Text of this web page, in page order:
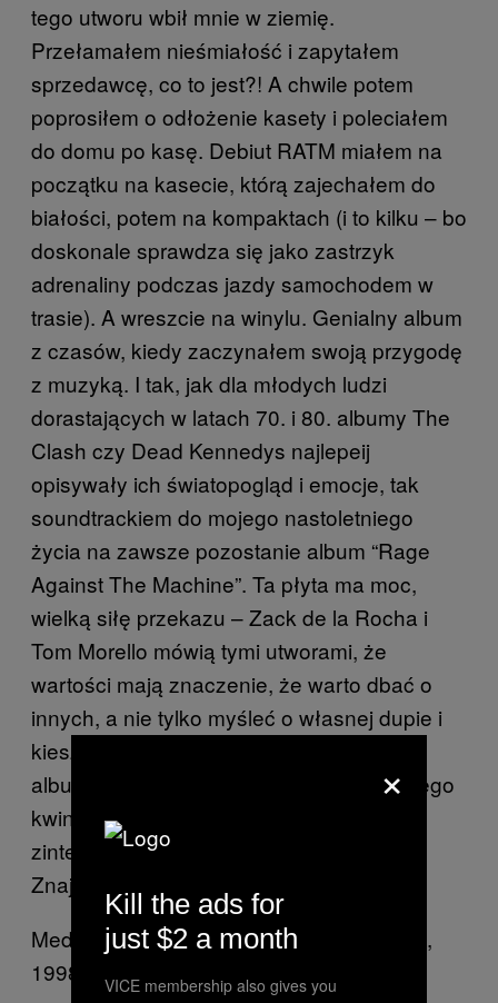
tego utworu wbił mnie w ziemię.
Przełamałem nieśmiałość i zapytałem
sprzedawcę, co to jest?! A chwile potem
poprosiłem o odłożenie kasety i poleciałem
do domu po kasę. Debiut RATM miałem na
początku na kasecie, którą zajechałem do
białości, potem na kompaktach (i to kilku – bo
doskonale sprawdza się jako zastrzyk
adrenaliny podczas jazdy samochodem w
trasie). A wreszcie na winylu. Genialny album
z czasów, kiedy zaczynałem swoją przygodę
z muzyką. I tak, jak dla młodych ludzi
dorastających w latach 70. i 80. albumy The
Clash czy Dead Kennedys najlepeij
opisywały ich światopogląd i emocje, tak
soundtrackiem do mojego nastoletniego
życia na zawsze pozostanie album “Rage
Against The Machine”. Ta płyta ma moc,
wielką siłę przekazu – Zack de la Rocha i
Tom Morello mówią tymi utworami, że
wartości mają znaczenie, że warto dbać o
innych, a nie tylko myśleć o własnej dupie i
kieszeni. Więc kiedy okazało się, że jest
album bardzo ważny dla muzyków z mojego
kwintetu, to sięgnęliśmy po “Bombtrack” i
zinterpretowaliśmy go na swój sposób.
Znajdziecie go na płycie “Polka”.
Medeski Martin & Wood “Combustication”,
1998
×
Kill the ads for
just $2 a month
VICE membership also gives you